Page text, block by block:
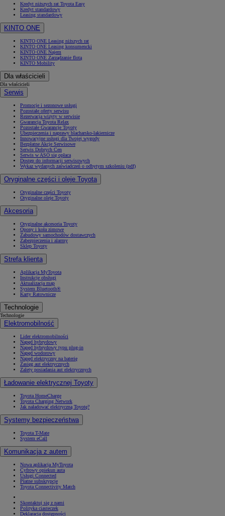
Kredyt niższych rat Toyota Easy
Kredyt standardowy
Leasing standardowy
KINTO ONE
KINTO ONE Leasing niższych rat
KINTO ONE Leasing konsumencki
KINTO ONE Najem
KINTO ONE Zarządzanie flotą
KINTO Mobility
Dla właścicieli
Dla właścicieli
Serwis
Promocje i sezonowe usługi
Pozostałe oferty serwisu
Rezerwacja wizyty w serwisie
Gwarancja Toyota Relax
Pozostałe Gwarancje Toyoty
Ubezpieczenia i naprawy blacharsko-lakiernicze
Innowacyjne usługi dla Twojej wygody
Bezpłatne Akcje Serwisowe
Serwis Dobrych Cen
Serwis w ASO się opłaca
Dostęp do informacji serwisowych
Wykaz wydanych zaświadczeń o odbytym szkoleniu (pdf)
Oryginalne części i oleje Toyota
Oryginalne części Toyoty
Oryginalne oleje Toyoty
Akcesoria
Oryginalne akcesoria Toyoty
Opony i koła zimowe
Zabudowy samochodów dostawczych
Zabezpieczenia i alarmy
Sklep Toyoty
Strefa klienta
Aplikacja MyToyota
Instrukcje obsługi
Aktualizacja map
System Bluetooth®
Karty Ratownicze
Technologie
Technologie
Elektromobilność
Lider elektromobilności
Napęd hybrydowy
Napęd hybrydowy typu plug-in
Napęd wodorowy
Napęd elektryczny na baterię
Zasięg aut elektrycznych
Zalety posiadania aut elektrycznych
Ładowanie elektrycznej Toyoty
Toyota HomeCharge
Toyota Charging Network
Jak naładować elektryczną Toyotę?
Systemy bezpieczeństwa
Toyota T-Mate
System eCall
Komunikacja z autem
Nowa aplikacja MyToyota
Cyfrowy opiekun auta
Usługi Connected
Płatne subskrypcje
Toyota Connectivity Match
Skontaktuj się z nami
Polityka ciasteczek
Deklaracja dostępności